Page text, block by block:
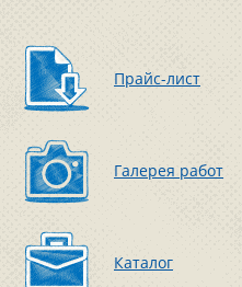
Прайс-лист
Галерея работ
Каталог